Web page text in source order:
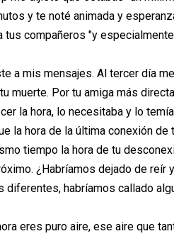
y te noté animada y
compañeros "y
a mis mensajes. Al tercer día
muerte. Por tu amiga más
la hora, lo necesitaba y lo
la hora de la última conexión
tiempo la hora de tu
¿Habríamos dejado de reír
diferentes, habríamos callado
eres puro aire, ese aire que